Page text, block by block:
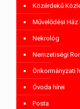
Közérdekű
Művelődési Ház
Nekrológ
Nemzetiségi
Önkormányzati
Óvoda hírei
Posta